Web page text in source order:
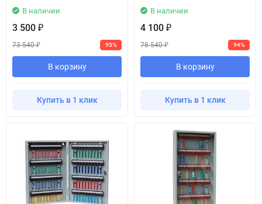
В наличии
3 500 ₽
73 540₽ 95%
В корзину
Купить в 1 клик
В наличии
4 100 ₽
78 540₽ 94%
В корзину
Купить в 1 клик